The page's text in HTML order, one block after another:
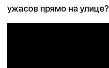
ужасов прямо на улице?